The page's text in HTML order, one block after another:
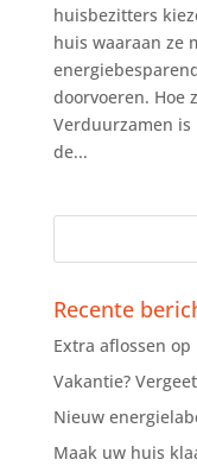
huisbezitters
huis waaraan ze
doorvoeren. Hoe
Verduurzamen is
de...
Recente
Extra aflossen
Vakantie?
Nieuw
Maak uw huis